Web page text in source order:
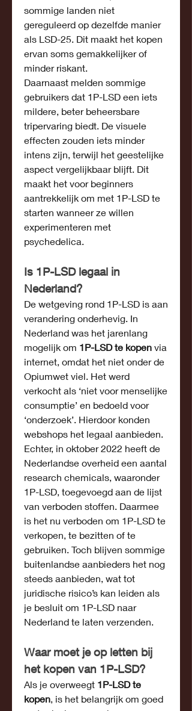
sommige landen niet
gereguleerd op dezelfde manier
als LSD-25. Dit maakt het kopen
ervan soms gemakkelijker of
minder riskant.
Daarnaast melden sommige
gebruikers dat 1P-LSD een iets
mildere, beter beheersbare
tripervaring biedt. De visuele
effecten zouden iets minder
intens zijn, terwijl het geestelijke
aspect vergelijkbaar blijft. Dit
maakt het voor beginners
aantrekkelijk om met 1P-LSD te
starten wanneer ze willen
experimenteren met
psychedelica.
Is 1P-LSD legaal in
Nederland?
De wetgeving rond 1P-LSD is aan
verandering onderhevig. In
Nederland was het jarenlang
mogelijk om 1P-LSD te kopen via
internet, omdat het niet onder de
Opiumwet viel. Het werd
verkocht als ‘niet voor menselijke
consumptie’ en bedoeld voor
‘onderzoek’. Hierdoor konden
webshops het legaal aanbieden.
Echter, in oktober 2022 heeft de
Nederlandse overheid een aantal
research chemicals, waaronder
1P-LSD, toegevoegd aan de lijst
van verboden stoffen. Daarmee
is het nu verboden om 1P-LSD te
verkopen, te bezitten of te
gebruiken. Toch blijven sommige
buitenlandse aanbieders het nog
steeds aanbieden, wat tot
juridische risico’s kan leiden als
je besluit om 1P-LSD naar
Nederland te laten verzenden.
Waar moet je op letten bij
het kopen van 1P-LSD?
Als je overweegt 1P-LSD te
kopen, is het belangrijk om goed